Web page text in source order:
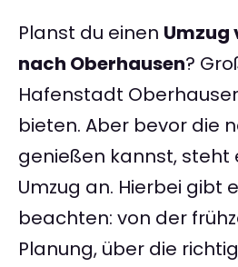
Planst du einen Umzug
nach Oberhausen?
Hafenstadt
bieten. Aber bevor die
genießen kannst,
Umzug an. Hierbei gibt
beachten: von der
Planung, über die